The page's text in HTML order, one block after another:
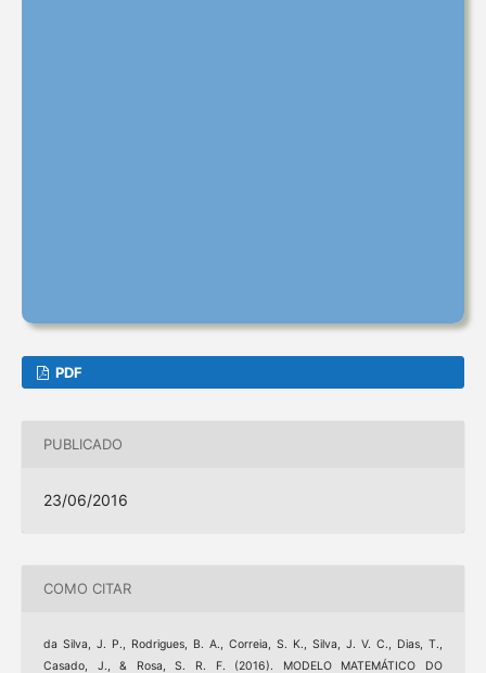
PDF
PUBLICADO
23/06/2016
COMO CITAR
da Silva, J. P., Rodrigues, B. A., Correia, S. K., Silva, J. V. C., Dias, T.,
Casado, J., & Rosa, S. R. F. (2016). MODELO MATEMÁTICO DO